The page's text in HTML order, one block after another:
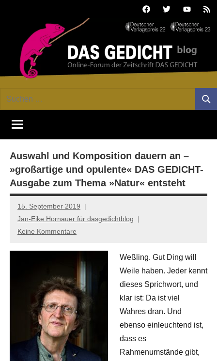
FacebookTwitterYoutube
GEDICHT
blog
Forum
von
DAS
Lyrik,
Essay
Suchen
Auswahl und Komposition dauern an –
»großartige und opulente« DAS GEDICHT-
Ausgabe zum Thema »Natur« entsteht
15. September 2019
Jan-Eike Hornauer für dasgedichtblog
Keine Kommentare
Weßling. Gut Ding will
Weile haben. Jeder kennt
dieses Sprichwort, und
klar ist: Da ist viel
Wahres dran. Und
ebenso einleuchtend ist,
dass es
Rahmenumstände gibt,